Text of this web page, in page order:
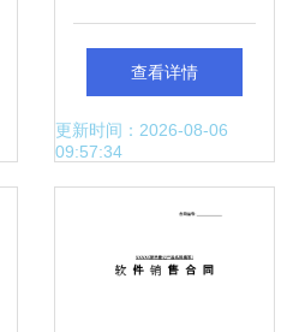
件 数字化营销的智
能助手
查看详情
更新时间：2026-08-06
09:57:34